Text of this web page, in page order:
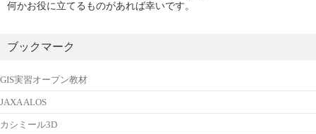
何かお役に立てるものがあれば幸いです。
ブックマーク
GIS実習オープン教材
JAXA ALOS
カシミール3D